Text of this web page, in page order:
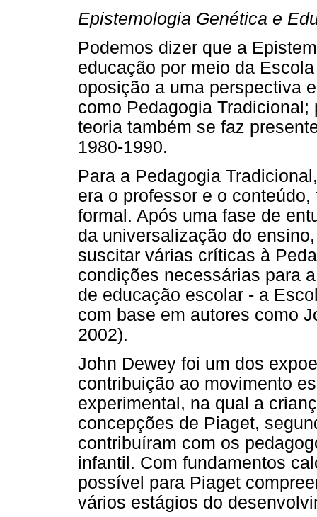
Epistemologia Genética e
Podemos dizer que a
educação por meio da
oposição a uma perspectiva
como Pedagogia
teoria também se faz
1980-1990.
Para a Pedagogia
era o professor e o
formal. Após uma fase de
da universalização do
suscitar várias críticas à
condições necessárias para
de educação escolar - a
com base em autores como
2002).
John Dewey foi um dos
contribuição ao movimento
experimental, na qual a
concepções de Piaget,
contribuíram com os
infantil. Com fundamentos
possível para Piaget
vários estágios do